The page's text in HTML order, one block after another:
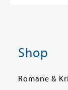
Shop
Romane &